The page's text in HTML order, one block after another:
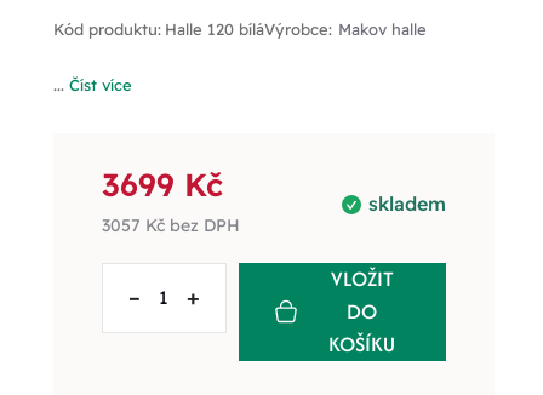
Kód produktu: Halle 120 bíláVýrobce: Makov halle
... Číst více
skladem
3699 Kč
3057 Kčbez DPH
– +
VLOŽIT
DO
KOŠÍKU